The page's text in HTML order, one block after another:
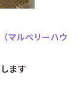
マルベリーハウ
ます